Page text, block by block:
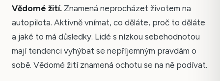
Vědomé žití. Znamená neprocházet životem na
autopilota. Aktivně vnímat, co děláte, proč to děláte
a jaké to má důsledky. Lidé s nízkou sebehodnotou
mají tendenci vyhýbat se nepříjemným pravdám o
sobě. Vědomé žití znamená ochotu se na ně podívat.